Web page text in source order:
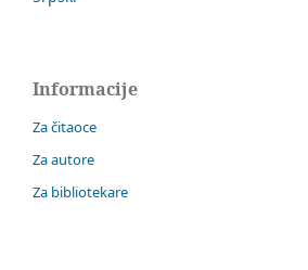
Informacije
Za čitaoce
Za autore
Za bibliotekare